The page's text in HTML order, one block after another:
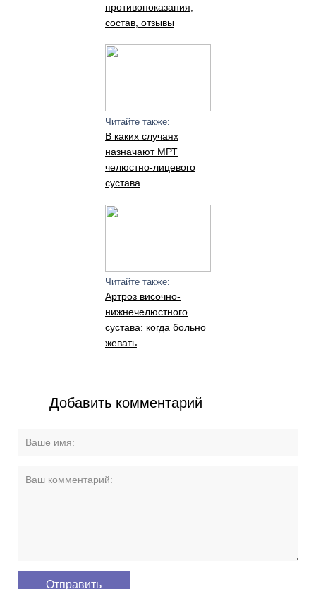
противопоказания,
состав, отзывы
Читайте также:
В каких случаях
назначают МРТ
челюстно-лицевого
сустава
Читайте также:
Артроз височно-
нижнечелюстного
сустава: когда больно
жевать
Добавить комментарий